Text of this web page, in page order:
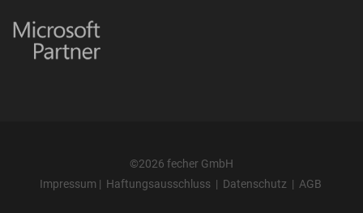
©2026 fecher GmbH
Impressum | Haftungsausschluss | Datenschutz | AGB